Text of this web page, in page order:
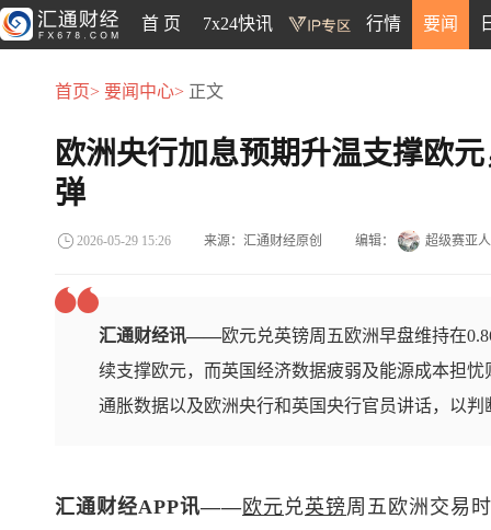
首 页 7x24快讯 行情 要闻
首页> 要闻中心> 正文
欧洲央行加息预期升温支撑欧
弹
2026-05-29 15:26 来源：汇通财经原创 编辑： 超级赛亚人
汇通财经讯——欧元兑英镑周五欧洲早盘维持在
续支撑欧元，而英国经济数据疲弱及能源成本担
通胀数据以及欧洲央行和英国央行官员讲话，以判
汇通财经APP讯——欧元兑英镑周五欧洲交易